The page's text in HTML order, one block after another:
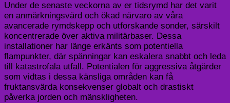
Under de senaste veckorna av er tidsrymd har det varit
en anmärkningsvärd och ökad närvaro av våra
avancerade rymdskepp och utforskande sonder, särskilt
koncentrerade över aktiva militärbaser. Dessa
installationer har länge erkänts som potentiella
flampunkter, där spänningar kan eskalera snabbt och leda
till katastrofala utfall. Potentialen för aggressiva åtgärder
som vidtas i dessa känsliga områden kan få
fruktansvärda konsekvenser globalt och drastiskt
påverka jorden och mänskligheten.